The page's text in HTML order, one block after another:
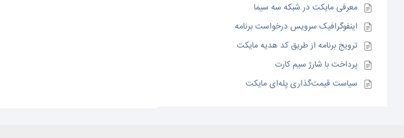
معرفی مایکت در شبکه سه سیما
اینفوگرافیک سرویس درخواست برنامه
ترویج برنامه از طریق کد هدیه مایکت
پرداخت با شارژ سیم کارت
سیاست قیمت‌گذاری پله‌ای مایکت